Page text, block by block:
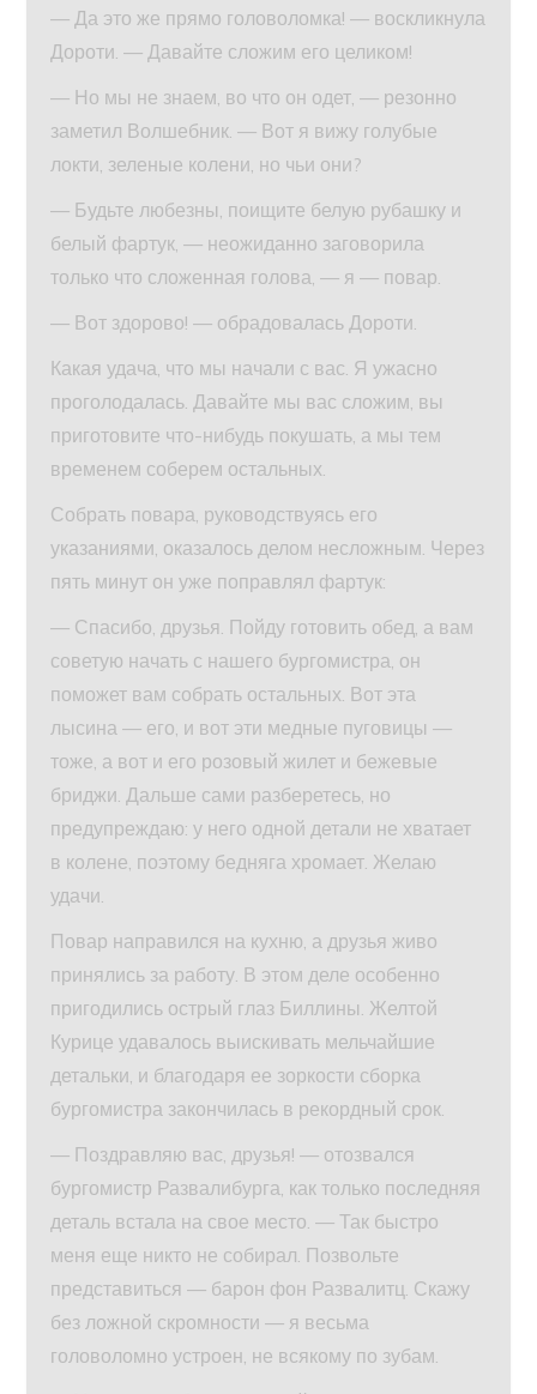
— Да это же прямо головоломка! — воскликнула
Дороти. — Давайте сложим его целиком!
— Но мы не знаем, во что он одет, — резонно
заметил Волшебник. — Вот я вижу голубые
локти, зеленые колени, но чьи они?
— Будьте любезны, поищите белую рубашку и
белый фартук, — неожиданно заговорила
только что сложенная голова, — я — повар.
— Вот здорово! — обрадовалась Дороти.
Какая удача, что мы начали с вас. Я ужасно
проголодалась. Давайте мы вас сложим, вы
приготовите что-нибудь покушать, а мы тем
временем соберем остальных.
Собрать повара, руководствуясь его
указаниями, оказалось делом несложным. Через
пять минут он уже поправлял фартук:
— Спасибо, друзья. Пойду готовить обед, а вам
советую начать с нашего бургомистра, он
поможет вам собрать остальных. Вот эта
лысина — его, и вот эти медные пуговицы —
тоже, а вот и его розовый жилет и бежевые
бриджи. Дальше сами разберетесь, но
предупреждаю: у него одной детали не хватает
в колене, поэтому бедняга хромает. Желаю
удачи.
Повар направился на кухню, а друзья живо
принялись за работу. В этом деле особенно
пригодились острый глаз Биллины. Желтой
Курице удавалось выискивать мельчайшие
детальки, и благодаря ее зоркости сборка
бургомистра закончилась в рекордный срок.
— Поздравляю вас, друзья! — отозвался
бургомистр Развалибурга, как только последняя
деталь встала на свое место. — Так быстро
меня еще никто не собирал. Позвольте
представиться — барон фон Развалитц. Скажу
без ложной скромности — я весьма
головоломно устроен, не всякому по зубам.